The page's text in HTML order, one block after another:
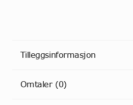
Tilleggsinformasjon
Omtaler (0)